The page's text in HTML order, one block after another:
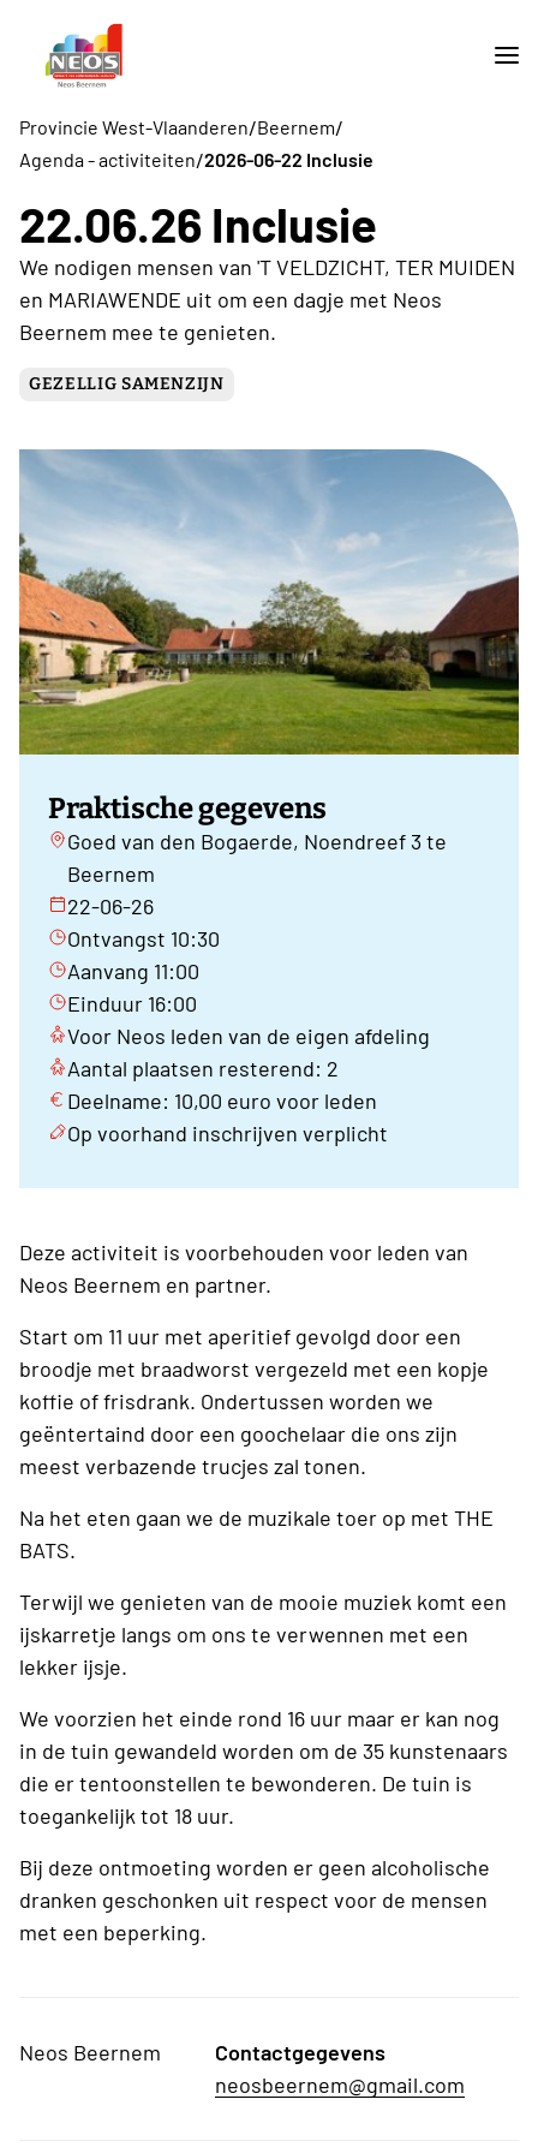
Provincie West-Vlaanderen/Beernem/
Agenda - activiteiten/2026-06-22 Inclusie
22.06.26 Inclusie
We nodigen mensen van 'T VELDZICHT, TER MUIDEN
en MARIAWENDE uit om een dagje met Neos
Beernem mee te genieten.
GEZELLIG SAMENZIJN
Praktische gegevens
Goed van den Bogaerde, Noendreef 3 te
Beernem
22-06-26
Ontvangst 10:30
Aanvang 11:00
Einduur 16:00
Voor Neos leden van de eigen afdeling
Aantal plaatsen resterend: 2
Deelname: 10,00 euro voor leden
Op voorhand inschrijven verplicht
Deze activiteit is voorbehouden voor leden van
Neos Beernem en partner.
Start om 11 uur met aperitief gevolgd door een
broodje met braadworst vergezeld met een kopje
koffie of frisdrank. Ondertussen worden we
geëntertaind door een goochelaar die ons zijn
meest verbazende trucjes zal tonen.
Na het eten gaan we de muzikale toer op met THE
BATS.
Terwijl we genieten van de mooie muziek komt een
ijskarretje langs om ons te verwennen met een
lekker ijsje.
We voorzien het einde rond 16 uur maar er kan nog
in de tuin gewandeld worden om de 35 kunstenaars
die er tentoonstellen te bewonderen. De tuin is
toegankelijk tot 18 uur.
Bij deze ontmoeting worden er geen alcoholische
dranken geschonken uit respect voor de mensen
met een beperking.
Neos Beernem
Contactgegevens
neosbeernem@gmail.com